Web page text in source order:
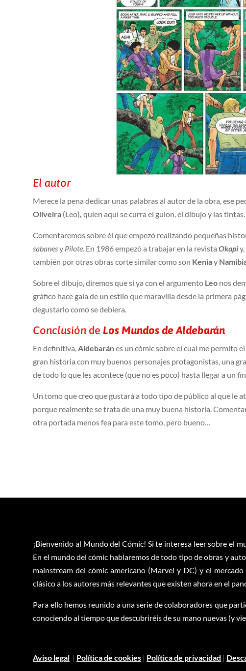
El autor
Merece la pena dedicar unas palabras al autor de la obra, ese
Oliveira (Leo),quien aquí se curra el guion, el dibujo y las tintas.
Comentaremos sobre él que empezó realizando pequeñas
sabanesy Pilote. En 1986 empezó a trabajar en la revistaOkapi
también por otras obras corte similar como son Keniay
Sobre el dibujo, diremos que si ya con el argumento Leo nos
gráfico hace gala de un estilo que maravilla desde la primera
degustarlo como se debiera.
Conclusión de Los Mundos de Aldebarán
En definitiva,Aldebaránes un cómic sobre el cual me permito
gran historia con muy buenos personajes protagonistas, una
de todo lo que les acontece (que no es poco) hasta llegar a un
Un tomo que creo que gustará a todo tipo de público al que le
porque realmente se trata de una muy buena historia.
otra portada menos fea para este tomo, pero bueno…
¡Bienvenido al Mundo del Cómic! Si te interesa leer sobre el
En el mundo del cómic hablaremos de todo tipo de obras y
mainstream del cómic americano (Marvel y DC) y el
clásico a los autores más relevantes que existen ahora en el
Para ello hemos reunido a una serie de colaboradores que
conociendo al tiempo que descubriréis de su mano nuevas (y
Aviso legal | Política de cookies | Política de privacidad |